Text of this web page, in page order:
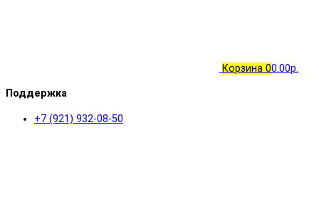
Корзина 00.00р.
Поддержка
+7 (921) 932-08-50